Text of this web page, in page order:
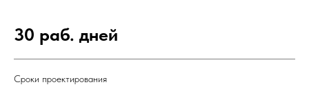
30 раб. дней
Сроки проектирования